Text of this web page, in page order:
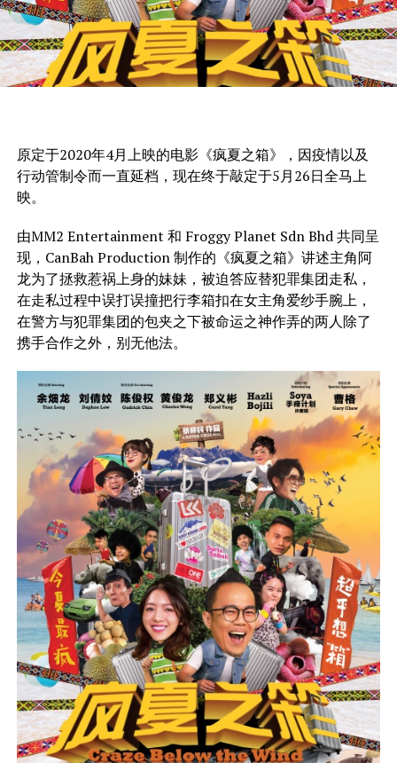
原定于2020年4月上映的电影《疯夏之箱》，因疫情以及
行动管制令而一直延档，现在终于敲定于5月26日全马上
映。
由MM2 Entertainment 和 Froggy Planet Sdn Bhd 共同呈
现，CanBah Production 制作的《疯夏之箱》讲述主角阿
龙为了拯救惹祸上身的妹妹，被迫答应替犯罪集团走私，
在走私过程中误打误撞把行李箱扣在女主角爱纱手腕上，
在警方与犯罪集团的包夹之下被命运之神作弄的两人除了
携手合作之外，别无他法。